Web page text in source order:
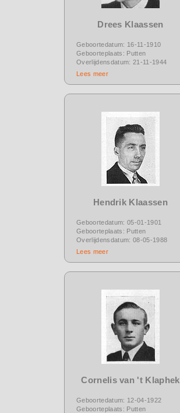
Drees Klaassen
Geboortedatum: 16-11-1910
Geboorteplaats: Putten
Overlijdensdatum: 21-11-1944
Lees meer
Hendrik Klaassen
Geboortedatum: 05-01-1901
Geboorteplaats: Putten
Overlijdensdatum: 08-05-1988
Lees meer
Cornelis van 't Klaphek
Geboortedatum: 12-04-1922
Geboorteplaats: Putten